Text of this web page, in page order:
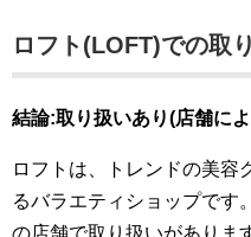
ロフト(LOFT)での取
結論:取り扱いあり(店舗に
ロフトは、トレンドの美容
るバラエティショップです
の店舗で取り扱いがありま